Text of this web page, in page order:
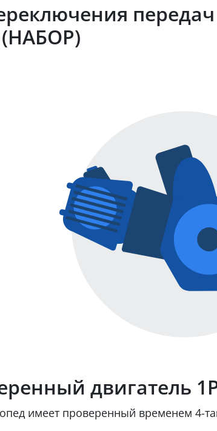
передач
(НАБОР)
двигатель
имеет проверенный временем 4-